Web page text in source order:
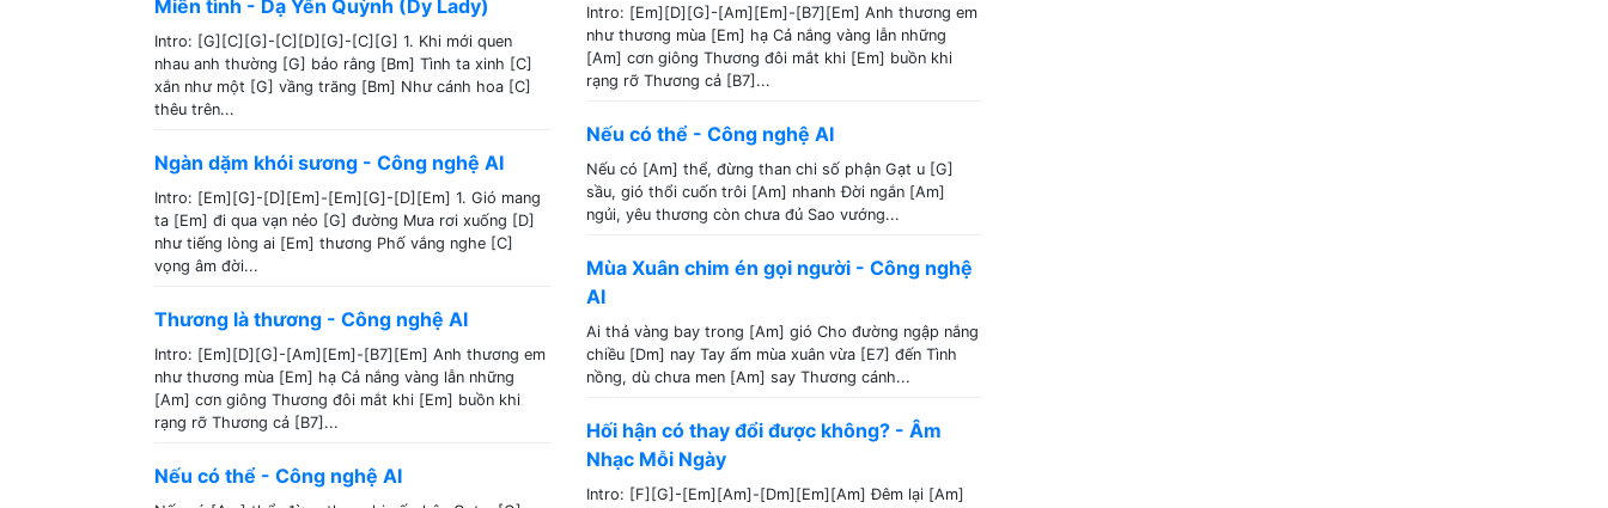
Miên tình - Dạ Yến Quỳnh (Dy Lady)
Intro: [G][C][G]-[C][D][G]-[C][G] 1. Khi mới quen
nhau anh thường [G] bảo rằng [Bm] Tình ta xinh [C]
xắn như một [G] vầng trăng [Bm] Như cánh hoa [C]
thêu trên...
Ngàn dặm khói sương - Công nghệ AI
Intro: [Em][G]-[D][Em]-[Em][G]-[D][Em] 1. Gió mang
ta [Em] đi qua vạn nẻo [G] đường Mưa rơi xuống [D]
như tiếng lòng ai [Em] thương Phố vắng nghe [C]
vọng âm đời...
Thương là thương - Công nghệ AI
Intro: [Em][D][G]-[Am][Em]-[B7][Em] Anh thương em
như thương mùa [Em] hạ Cả nắng vàng lẫn những
[Am] cơn giông Thương đôi mắt khi [Em] buồn khi
rạng rỡ Thương cả [B7]...
Nếu có thể - Công nghệ AI
Intro: [Em][D][G]-[Am][Em]-[B7][Em] Anh thương em
như thương mùa [Em] hạ Cả nắng vàng lẫn những
[Am] cơn giông Thương đôi mắt khi [Em] buồn khi
rạng rỡ Thương cả [B7]...
Nếu có thể - Công nghệ AI
Nếu có [Am] thể, đừng than chi số phận Gạt u [G]
sầu, gió thổi cuốn trôi [Am] nhanh Đời ngắn [Am]
ngủi, yêu thương còn chưa đủ Sao vướng...
Mùa Xuân chim én gọi người - Công nghệ
AI
Ai thả vàng bay trong [Am] gió Cho đường ngập nắng
chiều [Dm] nay Tay ấm mùa xuân vừa [E7] đến Tình
nồng, dù chưa men [Am] say Thương cánh...
Hối hận có thay đổi được không? - Âm
Nhạc Mỗi Ngày
Intro: [F][G]-[Em][Am]-[Dm][Em][Am] Đêm lại [Am]